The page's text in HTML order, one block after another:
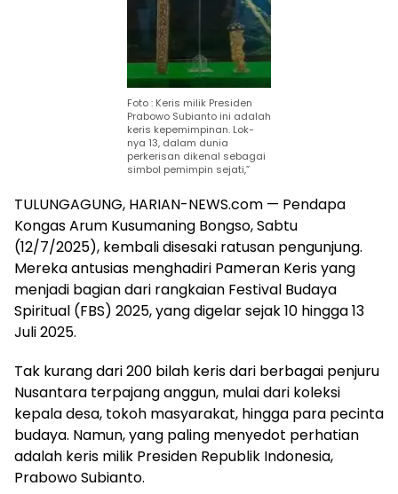
Foto : Keris milik Presiden
Prabowo Subianto ini adalah
keris kepemimpinan. Lok-
nya 13, dalam dunia
perkerisan dikenal sebagai
simbol pemimpin sejati,”
TULUNGAGUNG, HARIAN-NEWS.com — Pendapa
Kongas Arum Kusumaning Bongso, Sabtu
(12/7/2025), kembali disesaki ratusan pengunjung.
Mereka antusias menghadiri Pameran Keris yang
menjadi bagian dari rangkaian Festival Budaya
Spiritual (FBS) 2025, yang digelar sejak 10 hingga 13
Juli 2025.
Tak kurang dari 200 bilah keris dari berbagai penjuru
Nusantara terpajang anggun, mulai dari koleksi
kepala desa, tokoh masyarakat, hingga para pecinta
budaya. Namun, yang paling menyedot perhatian
adalah keris milik Presiden Republik Indonesia,
Prabowo Subianto.